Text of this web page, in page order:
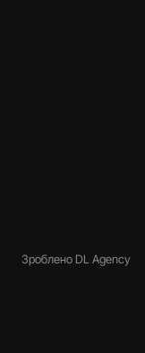
Зроблено DL Agency